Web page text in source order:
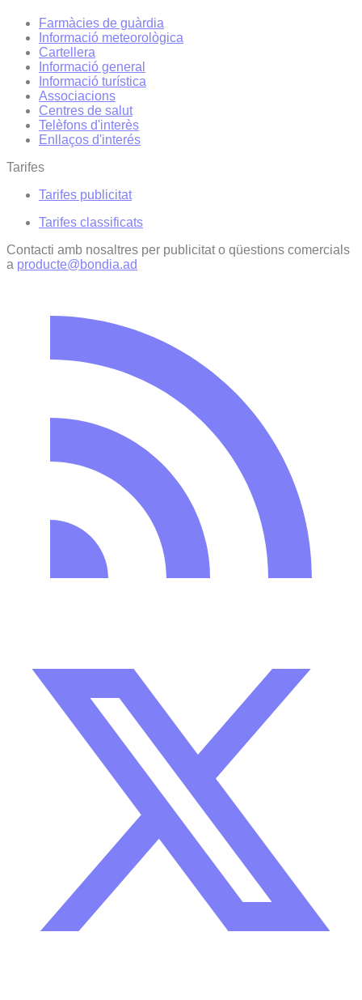
Farmàcies de guàrdia
Informació meteorològica
Cartellera
Informació general
Informació turística
Associacions
Centres de salut
Telèfons d'interès
Enllaços d'interés
Tarifes
Tarifes publicitat
Tarifes classificats
Contacti amb nosaltres per publicitat o qüestions comercials
a producte@bondia.ad